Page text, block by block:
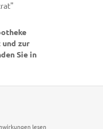
und zur
Sie in
lesen